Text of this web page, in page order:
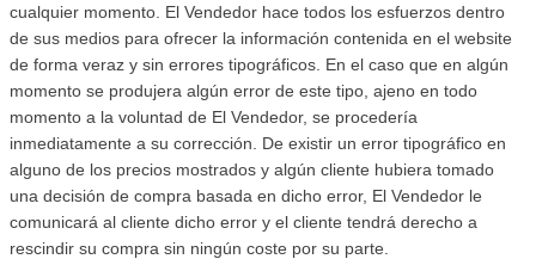
cualquier momento. El Vendedor hace todos los esfuerzos dentro
de sus medios para ofrecer la información contenida en el website
de forma veraz y sin errores tipográficos. En el caso que en algún
momento se produjera algún error de este tipo, ajeno en todo
momento a la voluntad de El Vendedor, se procedería
inmediatamente a su corrección. De existir un error tipográfico en
alguno de los precios mostrados y algún cliente hubiera tomado
una decisión de compra basada en dicho error, El Vendedor le
comunicará al cliente dicho error y el cliente tendrá derecho a
rescindir su compra sin ningún coste por su parte.